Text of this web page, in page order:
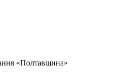
«Полтавщина»